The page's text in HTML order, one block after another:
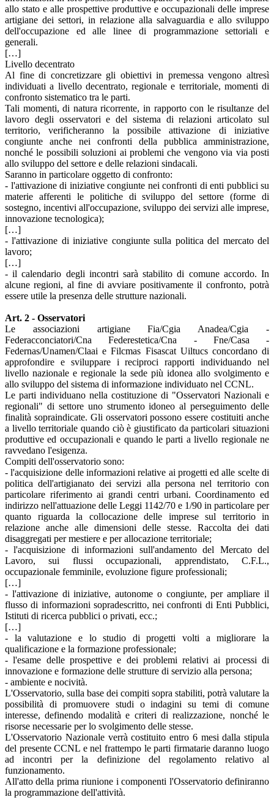
allo stato e alle prospettive produttive e occupazionali delle imprese
artigiane dei settori, in relazione alla salvaguardia e allo sviluppo
dell'occupazione ed alle linee di programmazione settoriali e
generali.
[…]
Livello decentrato
Al fine di concretizzare gli obiettivi in premessa vengono altresì
individuati a livello decentrato, regionale e territoriale, momenti di
confronto sistematico tra le parti.
Tali momenti, di natura ricorrente, in rapporto con le risultanze del
lavoro degli osservatori e del sistema di relazioni articolato sul
territorio, verificheranno la possibile attivazione di iniziative
congiunte anche nei confronti della pubblica amministrazione,
nonché le possibili soluzioni ai problemi che vengono via via posti
allo sviluppo del settore e delle relazioni sindacali.
Saranno in particolare oggetto di confronto:
- l'attivazione di iniziative congiunte nei confronti di enti pubblici su
materie afferenti le politiche di sviluppo del settore (forme di
sostegno, incentivi all'occupazione, sviluppo dei servizi alle imprese,
innovazione tecnologica);
[…]
- l'attivazione di iniziative congiunte sulla politica del mercato del
lavoro;
[…]
- il calendario degli incontri sarà stabilito di comune accordo. In
alcune regioni, al fine di avviare positivamente il confronto, potrà
essere utile la presenza delle strutture nazionali.
Art. 2 - Osservatori
Le associazioni artigiane Fia/Cgia Anadea/Cgia -
Federacconciatori/Cna Federestetica/Cna - Fne/Casa -
Federnas/Unamen/Claai e Filcmas Fisascat Uiltucs concordano di
approfondire e sviluppare i reciproci rapporti individuando nel
livello nazionale e regionale la sede più idonea allo svolgimento e
allo sviluppo del sistema di informazione individuato nel CCNL.
Le parti individuano nella costituzione di "Osservatori Nazionali e
regionali" di settore uno strumento idoneo al perseguimento delle
finalità sopraindicate. Gli osservatori possono essere costituiti anche
a livello territoriale quando ciò è giustificato da particolari situazioni
produttive ed occupazionali e quando le parti a livello regionale ne
ravvedano l'esigenza.
Compiti dell'osservatorio sono:
- l'acquisizione delle informazioni relative ai progetti ed alle scelte di
politica dell'artigianato dei servizi alla persona nel territorio con
particolare riferimento ai grandi centri urbani. Coordinamento ed
indirizzo nell'attuazione delle Leggi 1142/70 e 1/90 in particolare per
quanto riguarda la collocazione delle imprese sul territorio in
relazione anche alle dimensioni delle stesse. Raccolta dei dati
disaggregati per mestiere e per allocazione territoriale;
- l'acquisizione di informazioni sull'andamento del Mercato del
Lavoro, sui flussi occupazionali, apprendistato, C.F.L.,
occupazionale femminile, evoluzione figure professionali;
[…]
- l'attivazione di iniziative, autonome o congiunte, per ampliare il
flusso di informazioni sopradescritto, nei confronti di Enti Pubblici,
Istituti di ricerca pubblici o privati, ecc.;
[…]
- la valutazione e lo studio di progetti volti a migliorare la
qualificazione e la formazione professionale;
- l'esame delle prospettive e dei problemi relativi ai processi di
innovazione e formazione delle strutture di servizio alla persona;
- ambiente e nocività.
L'Osservatorio, sulla base dei compiti sopra stabiliti, potrà valutare la
possibilità di promuovere studi o indagini su temi di comune
interesse, definendo modalità e criteri di realizzazione, nonché le
risorse necessarie per lo svolgimento delle stesse.
L'Osservatorio Nazionale verrà costituito entro 6 mesi dalla stipula
del presente CCNL e nel frattempo le parti firmatarie daranno luogo
ad incontri per la definizione del regolamento relativo al
funzionamento.
All'atto della prima riunione i componenti l'Osservatorio definiranno
la programmazione dell'attività.